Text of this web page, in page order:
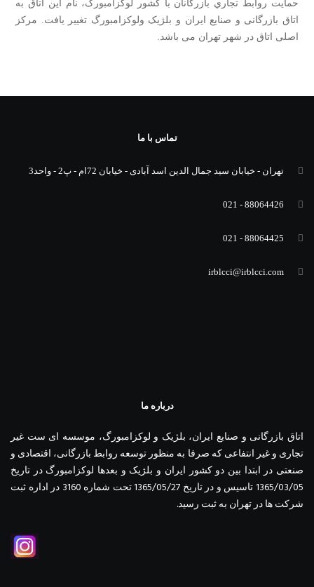
حمايت روابط تجاري بازرگانان با كشور لوكزامبورگ، نام اين اتاق به
اتاق بازرگانی و صنایع ایران و بلژیک ولوکزامبورگ تغییر یافت. مرکز
اصلی اتاق در شهر تهران می باشد.
تماس با ما
تهران - خیابان سید جمال الدین اسد آبادی - خیابان 72ام - پ2 - واحد3
88064426 - 021
88064425 - 021
irblcci@irblcci.com
درباره ما
اتاق بازرگانی و صنایع ایران، بلژیک و لوکزامبورگ، موسسه ای ست غیر
تجاری و غیر انتفاعی که صرفا به منظور توسعه روابط بازرگانی، اقتصادی و
صنعتی در ابتدا بین دو کشور ایران و بلژیک و بعدها لوکزامبورگ در تاریخ
1365/03/05 تاسیس و در تاریخ 1365/05/27 تحت شماره 3160 در اداره ثبت
شرکت ها در تهران به ثبت رسید.